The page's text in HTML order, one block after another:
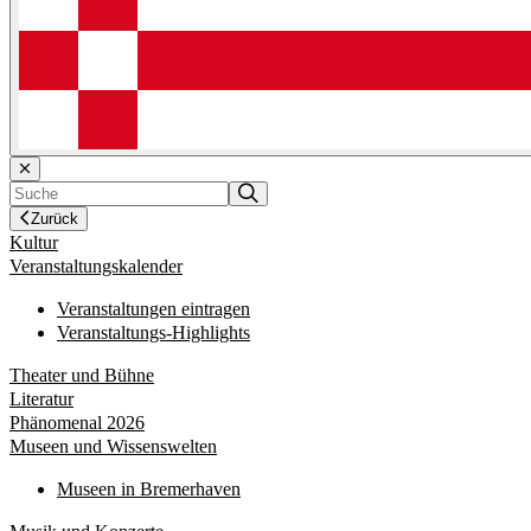
Zurück
Kultur
Veranstaltungskalender
Veranstaltungen eintragen
Veranstaltungs-Highlights
Theater und Bühne
Literatur
Phänomenal 2026
Museen und Wissenswelten
Museen in Bremerhaven